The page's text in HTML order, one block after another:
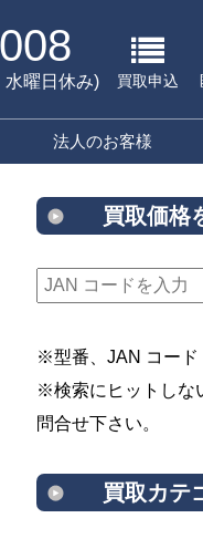
水曜日休み) 買取申込
法人のお客様
買取価格
※型番、JAN コード
※検索にヒットしな
問合せ下さい。
買取カテ